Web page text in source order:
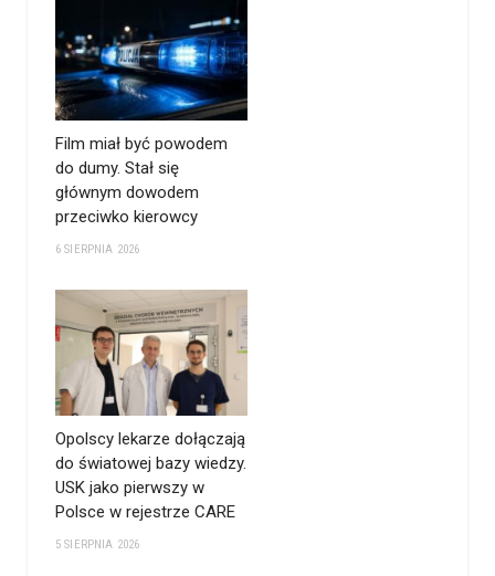
Film miał być powodem
do dumy. Stał się
głównym dowodem
przeciwko kierowcy
6 SIERPNIA 2026
Opolscy lekarze dołączają
do światowej bazy wiedzy.
USK jako pierwszy w
Polsce w rejestrze CARE
5 SIERPNIA 2026